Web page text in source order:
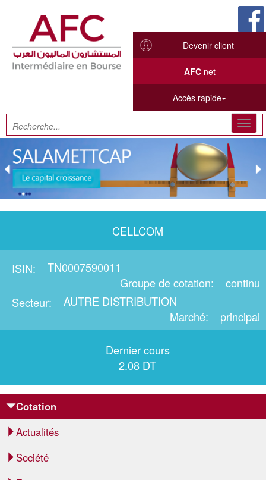
Devenir client
AFCnet
Accès rapide
CELLCOM
ISIN
TN0007590011
Groupe de cotation
continu
Secteur
AUTRE DISTRIBUTION
Marché
principal
Dernier cours
2.08 DT
Cotation
Actualités
Société